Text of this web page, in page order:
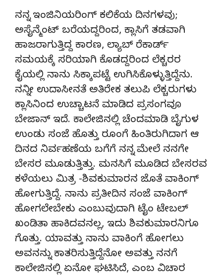
ನನ್ನ ಇಂಜಿನಿಯರಿಂಗ್ ಕಲಿಕೆಯ ದಿನಗಳವು;
ಅಸೈನ್ಮೆಂಟ್ ಬರೆಯದ್ದರಿಂದ, ಕ್ಲಾಸಿಗೆ ತಡವಾಗಿ
ಹಾಜರಾಗುತ್ತಿದ್ದ ಕಾರಣ, ಲ್ಯಾಬ್ ರೆಕಾರ್ಡ್
ಸಮಯಕ್ಕೆ ಸರಿಯಾಗಿ ಕೊಡದ್ದರಿಂದ ಲೆಕ್ಚರರ
ಕೈಯಲ್ಲಿ ನಾನು ಸಿಕ್ಕಾಪಟ್ಟೆ ಉಗಿಸಿಕೊಳ್ಳುತ್ತಿದ್ದೆನು.
ನನ್ನೀ ಉದಾಸೀನತೆ ಅತಿರೇಕ ತಲುಪಿ ಲೆಕ್ಚರುಗಳು
ಕ್ಲಾಸಿನಿಂದ ಉಚ್ಚಾಟನೆ ಮಾಡಿದ ಪ್ರಸಂಗವೂ
ಬೇಜಾನ್ ಇದೆ. ಕಾಲೇಜಿನಲ್ಲಿ ಚೆಂದಮಾಡಿ ಬೈಗುಳ
ಉಂಡು ಸಂಜೆ ಹೊತ್ತು ರೂಂಗೆ ಹಿಂತಿರುಗಿದಾಗ ಆ
ದಿನದ ನಿರ್ವಹಣೆಯ ಬಗೆಗೆ ನನ್ನ ಮೇಲೆ ನನಗೇ
ಬೇಸರ ಮೂಡುತ್ತಿತ್ತು. ಮನಸಿಗೆ ಮೂಡಿದ ಬೇಸರವ
ಕಳೆಯಲು ಮಿತ್ರ -ಶಿವಕುಮಾರನ ಜೊತೆ ವಾಕಿಂಗ್
ಹೋಗುತ್ತಿದ್ದೆ. ನಾನು ಪ್ರತೀದಿನ ಸಂಜೆ ವಾಕಿಂಗ್
ಹೋಗಲೇಬೇಕು ಎಂಬುವುದಾಗಿ ಟೈಂ ಟೇಬಲ್
ಖಂಡಿತಾ ಹಾಕಿದವನಲ್ಲ, ಇದು ಶಿವಕುಮಾರನಿಗೂ
ಗೊತ್ತು. ಯಾವತ್ತು ನಾನು ವಾಕಿಂಗೆ ಹೋಗಲು
ಅವನನ್ನು ಕಾತರಿಸುತ್ತಿದ್ದೆನೋ ಅವತ್ತು ನನಗೆ
ಕಾಲೇಜಿನಲ್ಲಿ ಏನೋ ಘಟಿಸಿದೆ, ಎಂಬ ವಿಚಾರ